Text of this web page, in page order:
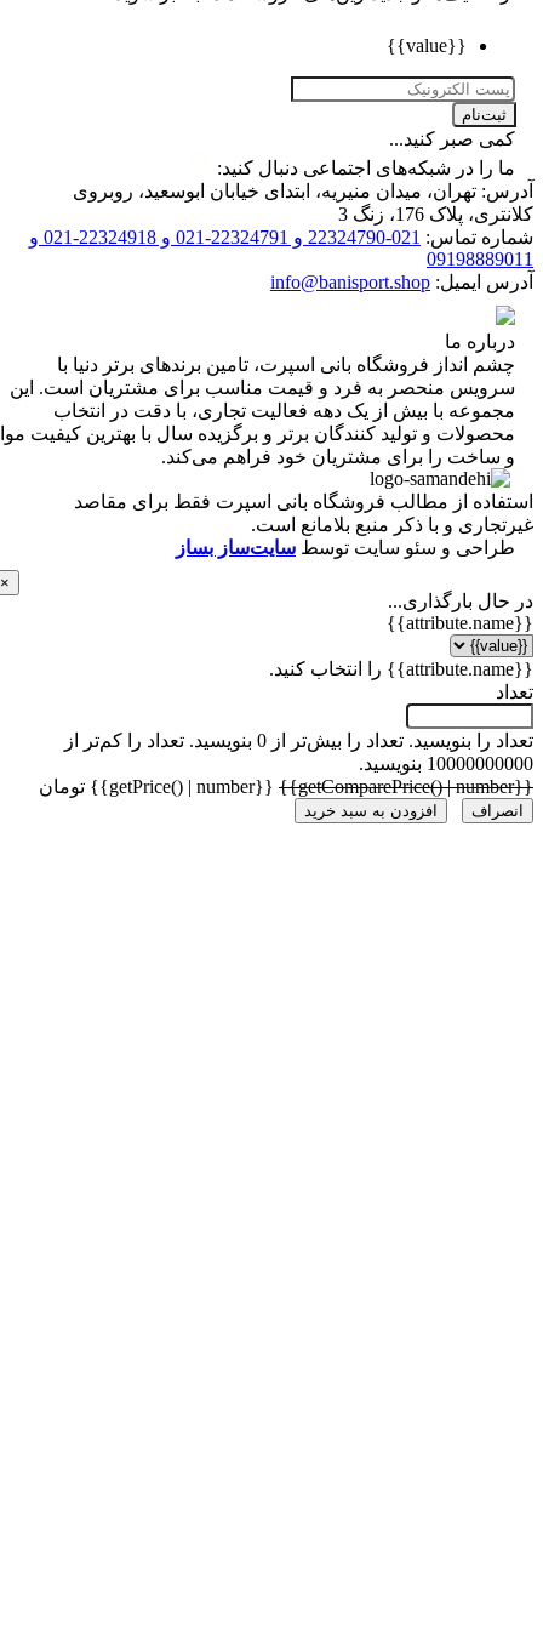
صبر کنید...
را در شبکه‌های اجتماعی دنبال کنید:
تهران، میدان منیریه، ابتدای خیابان ابوسعید، روبروی
پلاک 176، زنگ 3
تماس:
021-22324790 و 22324791-021 و 22324918-021 و
ایمیل: info@banisport.shop
ما
انداز فروشگاه‌ بانی اسپرت، تامین برندهای برتر دنیا با
منحصر به فرد و قیمت مناسب برای مشتریان است. این
با بیش از یک دهه فعالیت تجاری، با دقت در انتخاب
و تولید کنندگان برتر و برگزیده سال با بهترین کیفیت مواد
را برای مشتریان خود فراهم می‌کند.
از مطالب فروشگاه بانی اسپرت فقط برای مقاصد
و با ذکر منبع بلامانع است.
و سئو سایت توسطسایت‌ساز بساز
بارگذاری...
را بنویسید.تعداد را بیش‌تر از 0 بنویسید.
تعداد را کم‌تر از
بنویسید.
{{getPrice() | number}} تومان
افزودن به سبد خرید